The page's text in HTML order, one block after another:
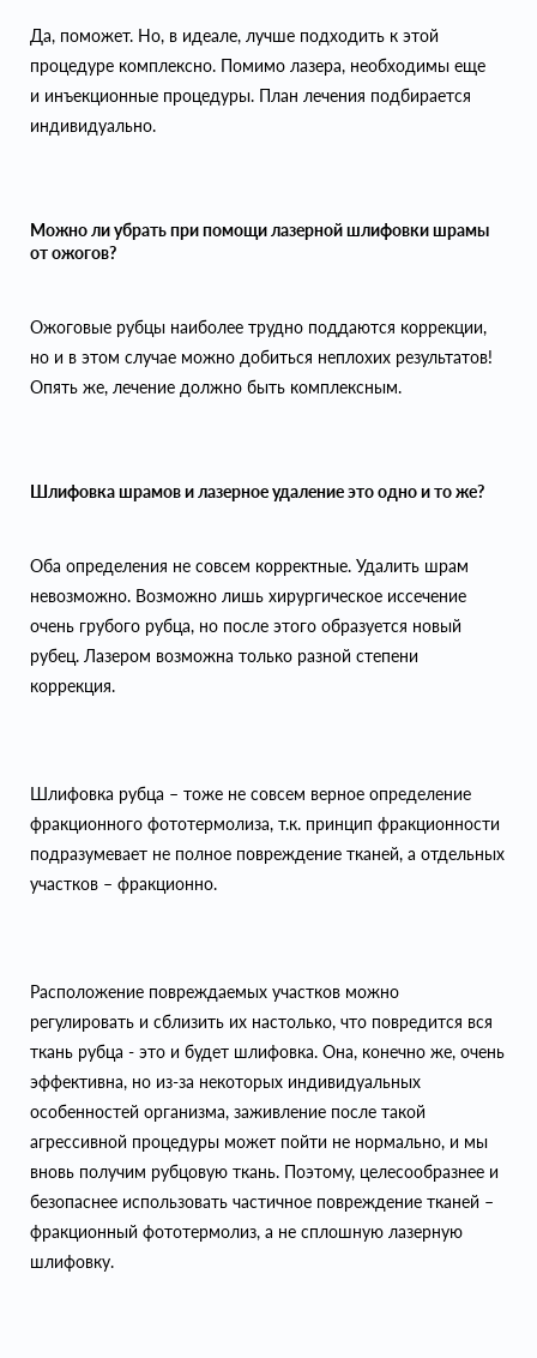
Да, поможет. Но, в идеале, лучше подходить к этой
процедуре комплексно. Помимо лазера, необходимы еще
и инъекционные процедуры. План лечения подбирается
индивидуально.
Можно ли убрать при помощи лазерной шлифовки шрамы
от ожогов?
Ожоговые рубцы наиболее трудно поддаются коррекции,
но и в этом случае можно добиться неплохих результатов!
Опять же, лечение должно быть комплексным.
Шлифовка шрамов и лазерное удаление это одно и то же?
Оба определения не совсем корректные. Удалить шрам
невозможно. Возможно лишь хирургическое иссечение
очень грубого рубца, но после этого образуется новый
рубец. Лазером возможна только разной степени
коррекция.
Шлифовка рубца – тоже не совсем верное определение
фракционного фототермолиза, т.к. принцип фракционности
подразумевает не полное повреждение тканей, а отдельных
участков – фракционно.
Расположение повреждаемых участков можно
регулировать и сблизить их настолько, что повредится вся
ткань рубца - это и будет шлифовка. Она, конечно же, очень
эффективна, но из-за некоторых индивидуальных
особенностей организма, заживление после такой
агрессивной процедуры может пойти не нормально, и мы
вновь получим рубцовую ткань. Поэтому, целесообразнее и
безопаснее использовать частичное повреждение тканей –
фракционный фототермолиз, а не сплошную лазерную
шлифовку.